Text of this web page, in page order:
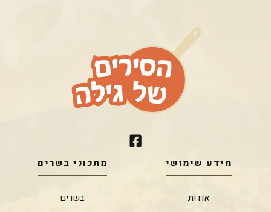
מידע שימושי
אודות
מתכוני בשרים
בשרים